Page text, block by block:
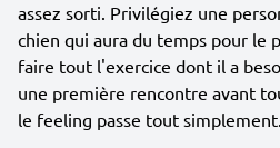
assez sorti. Privilégiez une
chien qui aura du temps pour le
faire tout l'exercice dont il a
une première rencontre avant
le feeling passe tout simplement.